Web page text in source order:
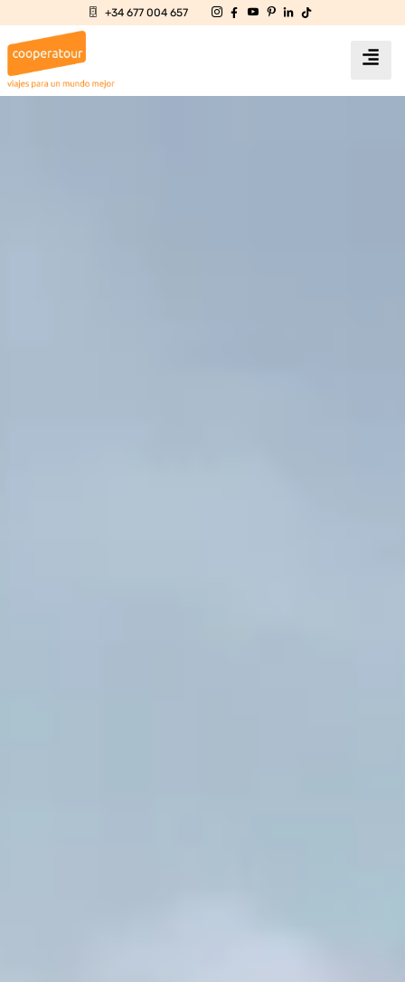
+34 677 004 657